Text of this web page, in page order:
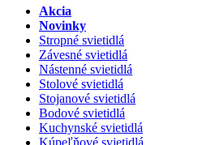
Akcia
Novinky
Stropné svietidlá
Závesné svietidlá
Nástenné svietidlá
Stolové svietidlá
Stojanové svietidlá
Bodové svietidlá
Kuchynské svietidlá
Kúpeľňové svietidlá